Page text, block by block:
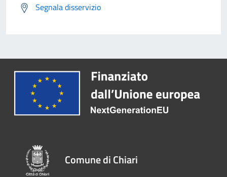
Segnala disservizio
Comune di Chiari